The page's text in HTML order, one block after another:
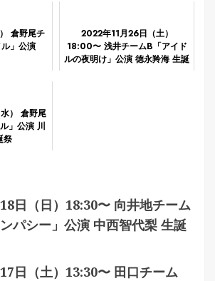
倉野尾チ
」公演
2022年11月26日（土）
18:00〜 浅井チームB「アイド
ルの夜明け」公演 徳永羚海 生誕
） 倉野尾
」公演 川
祭
日（日）18:30〜 向井地チーム
パシー」公演 中西智代梨 生誕
日（土）13:30〜 田口チーム